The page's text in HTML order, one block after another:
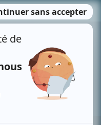
MENU
Recherche avancée »